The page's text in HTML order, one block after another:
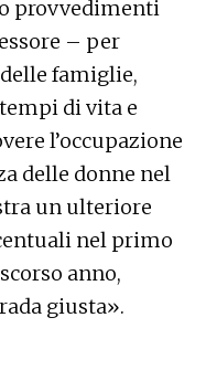
provvedimenti
– per
famiglie,
di vita e
l’occupazione
delle donne nel
un ulteriore
nel primo
anno,
giusta».